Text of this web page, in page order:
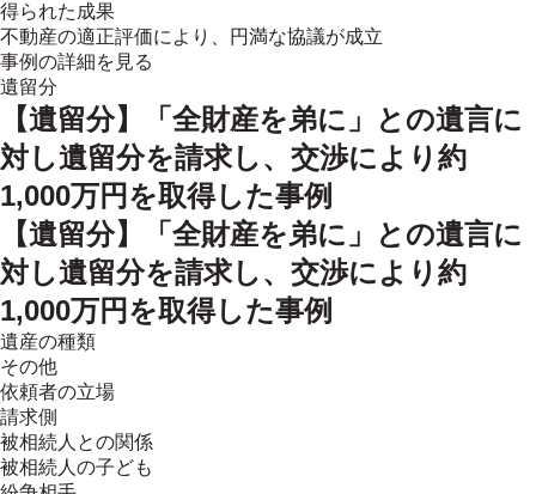
得られた成果
不動産の適正評価により、円満な協議が成立
事例の詳細を見る
遺留分
【遺留分】「全財産を弟に」との遺言に
対し遺留分を請求し、交渉により約
1,000万円を取得した事例
【遺留分】「全財産を弟に」との遺言に
対し遺留分を請求し、交渉により約
1,000万円を取得した事例
遺産の種類
その他
依頼者の立場
請求側
被相続人との関係
被相続人の子ども